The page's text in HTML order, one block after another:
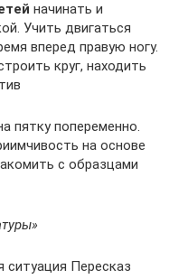
начинать и
Учить двигаться
вперед правую ногу.
круг, находить
пятку попеременно.
на основе
с образцами
Пересказ